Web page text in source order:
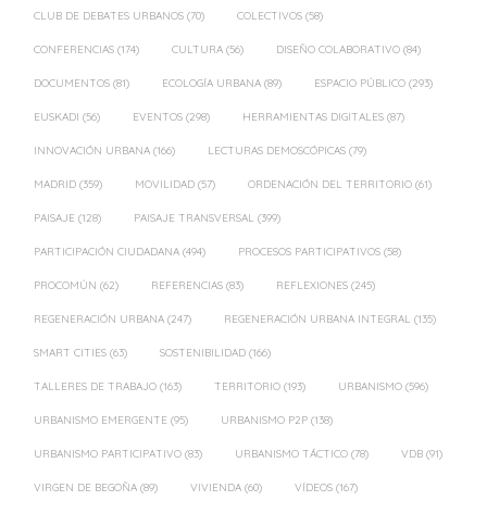
CLUB DE DEBATES URBANOS (70) COLECTIVOS (58)
CONFERENCIAS (174) CULTURA (56) DISEÑO COLABORATIVO (84)
DOCUMENTOS (81) ECOLOGÍA URBANA (89) ESPACIO PÚBLICO (293)
EUSKADI (56) EVENTOS (298) HERRAMIENTAS DIGITALES (87)
INNOVACIÓN URBANA (166) LECTURAS DEMOSCÓPICAS (79)
MADRID (359) MOVILIDAD (57) ORDENACIÓN DEL TERRITORIO (61)
PAISAJE (128) PAISAJE TRANSVERSAL (399)
PARTICIPACIÓN CIUDADANA (494) PROCESOS PARTICIPATIVOS (58)
PROCOMÚN (62) REFERENCIAS (83) REFLEXIONES (245)
REGENERACIÓN URBANA (247) REGENERACIÓN URBANA INTEGRAL (135)
SMART CITIES (63) SOSTENIBILIDAD (166)
TALLERES DE TRABAJO (163) TERRITORIO (193) URBANISMO (596)
URBANISMO EMERGENTE (95) URBANISMO P2P (138)
URBANISMO PARTICIPATIVO (83) URBANISMO TÁCTICO (78) VDB (91)
VIRGEN DE BEGOÑA (89) VIVIENDA (60) VÍDEOS (167)